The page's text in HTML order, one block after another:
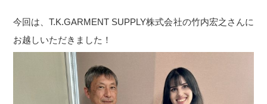
今回は、T.K.GARMENT SUPPLY株式会社の竹内宏之さんに
お越しいただきました！